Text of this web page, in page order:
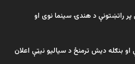
راتښتونې د هندۍ سینما نوی او
بنګله دیش ترمنځ د سیالیو نیټې اعلان